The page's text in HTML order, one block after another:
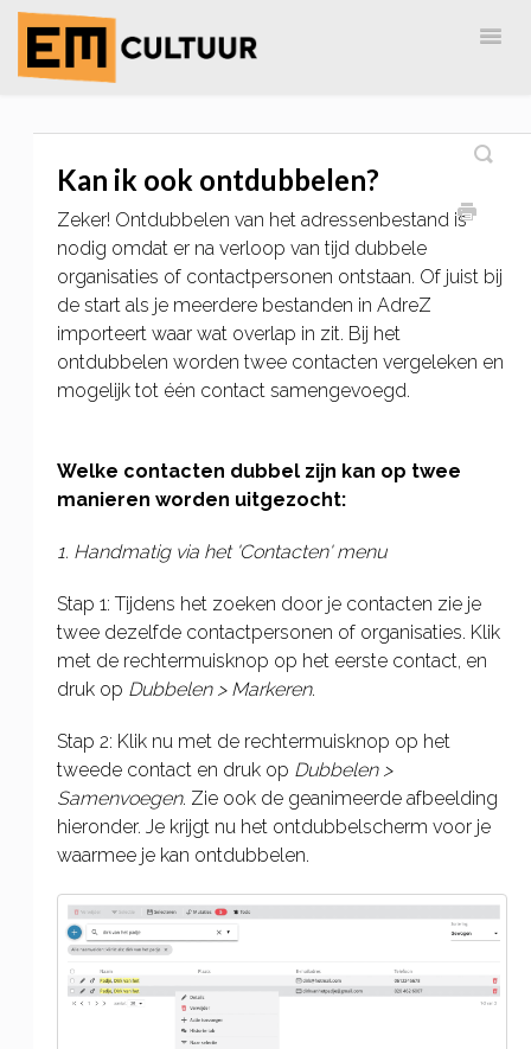
Kan ik ook ontdubbelen?
Zeker! Ontdubbelen van het adressenbestand is
nodig omdat er na verloop van tijd dubbele
organisaties of contactpersonen ontstaan. Of juist bij
de start als je meerdere bestanden in AdreZ
importeert waar wat overlap in zit. Bij het
ontdubbelen worden twee contacten vergeleken en
mogelijk tot één contact samengevoegd.
Welke contacten dubbel zijn kan op twee
manieren worden uitgezocht:
1. Handmatig via het 'Contacten' menu
Stap 1: Tijdens het zoeken door je contacten zie je
twee dezelfde contactpersonen of organisaties. Klik
met de rechtermuisknop op het eerste contact, en
druk op Dubbelen > Markeren.
Stap 2: Klik nu met de rechtermuisknop op het
tweede contact en druk op Dubbelen >
Samenvoegen. Zie ook de geanimeerde afbeelding
hieronder. Je krijgt nu het ontdubbelscherm voor je
waarmee je kan ontdubbelen.